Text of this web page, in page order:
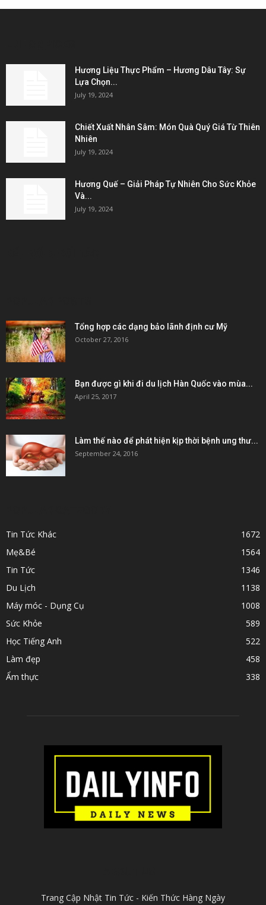
Hương Liệu Thực Phẩm – Hương Dâu Tây: Sự
Lựa Chọn...
July 19, 2024
Chiết Xuất Nhân Sâm: Món Quà Quý Giá Từ Thiên
Nhiên
July 19, 2024
Hương Quế – Giải Pháp Tự Nhiên Cho Sức Khỏe
Và...
July 19, 2024
Tổng hợp các dạng bảo lãnh định cư Mỹ
October 27, 2016
Bạn được gì khi đi du lịch Hàn Quốc vào mùa...
April 25, 2017
Làm thế nào để phát hiện kịp thời bệnh ung thư...
September 24, 2016
Tin Tức Khác
1672
Mẹ&Bé
1564
Tin Tức
1346
Du Lịch
1138
Máy móc - Dụng Cụ
1008
Sức Khỏe
589
Học Tiếng Anh
522
Làm đẹp
458
Ẩm thực
338
Trang Cập Nhật Tin Tức - Kiến Thức Hàng Ngày